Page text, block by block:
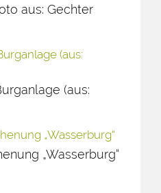
aus: Gechter
(aus:
„Wasserburg“